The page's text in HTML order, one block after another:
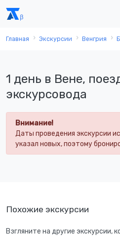
Главная Экскурсии Венгрия
1 день в Вене,
экскурсовода
Внимание!
Даты проведения экскурсии
указал новых, поэтому
Похожие экскурсии
Взгляните на другие экскурсии,